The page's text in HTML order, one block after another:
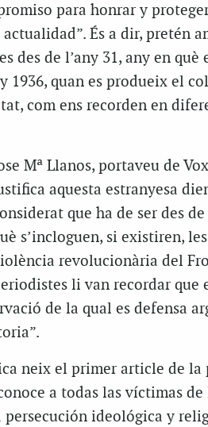
para honrar y
És a dir, pretén
des de l’any 31, any en què
1936, quan es produeix el
com ens recorden en
Mª Llanos, portaveu de
aquesta estranyesa
que ha de ser des de
s’incloguen, si existiren,
revolucionària del
li van recordar que
de la qual es defensa
neix el primer article de la
a todas las víctimas
ideológica y